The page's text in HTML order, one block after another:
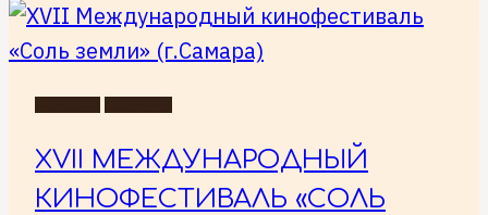
XVII МЕЖДУНАРОДНЫЙ
КИНОФЕСТИВАЛЬ «СОЛЬ